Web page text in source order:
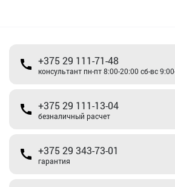
+375 29 111-71-48
консультант пн-пт 8:00-20:00 сб-вс
+375 29 111-13-04
безналичный расчет
+375 29 343-73-01
гарантия